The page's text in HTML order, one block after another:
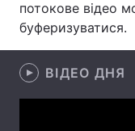
Інтерв'ю
потокове відео
буферизуватися.
ВІДЕО ДНЯ